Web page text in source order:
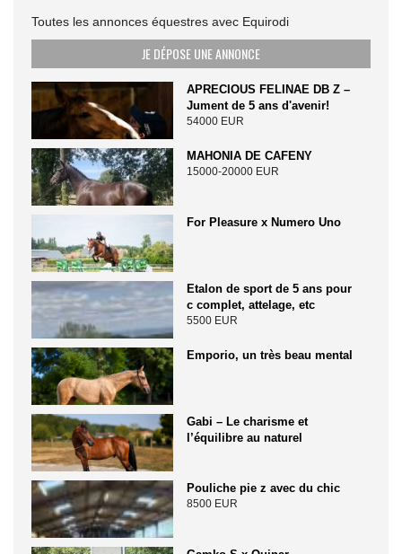
Toutes les annonces équestres avec Equirodi
JE DÉPOSE UNE ANNONCE
APRECIOUS FELINAE DB Z –
Jument de 5 ans d'avenir!
54000 EUR
MAHONIA DE CAFENY
15000-20000 EUR
For Pleasure x Numero Uno
Etalon de sport de 5 ans pour
c complet, attelage, etc
5500 EUR
Emporio, un très beau mental
Gabi – Le charisme et
l’équilibre au naturel
Pouliche pie z avec du chic
8500 EUR